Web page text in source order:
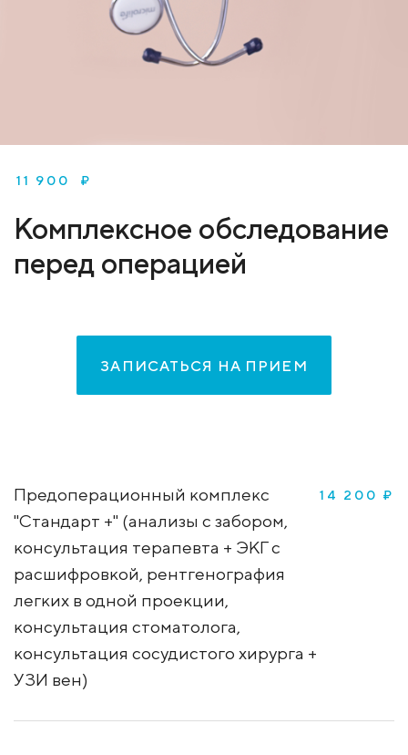
11 900 ₽
Комплексное обследование
перед операцией
ЗАПИСАТЬСЯ НА ПРИЕМ
Предоперационный комплекс
"Стандарт +" (анализы с забором,
консультация терапевта + ЭКГ с
расшифровкой, рентгенография
легких в одной проекции,
консультация стоматолога,
консультация сосудистого хирурга +
УЗИ вен)
14 200 ₽